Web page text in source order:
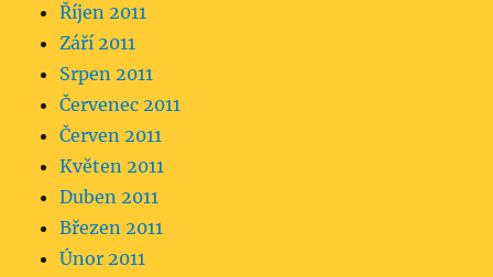
Říjen 2011
Září 2011
Srpen 2011
Červenec 2011
Červen 2011
Květen 2011
Duben 2011
Březen 2011
Únor 2011